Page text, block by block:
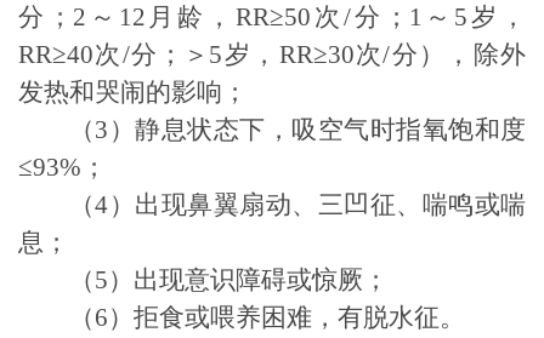
分； 2 ～ 12 月龄，RR≥50 次 /分； 1 ～ 5岁，
RR≥40次/分；＞ 5岁， RR≥30次/分），除外
发热和哭闹的影响；
（3 ）静息状态下，吸空气时指氧饱和度
≤93% ；
（4）出现鼻翼扇动、三凹征、喘鸣或喘
息；
（5）出现意识障碍或惊厥；
（6）拒食或喂养困难，有脱水征。